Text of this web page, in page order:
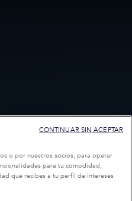
o por nuestros socios, para operar
para tu comodidad,
que recibes a tu perfil de intereses
CONTINUAR SIN ACEPTAR